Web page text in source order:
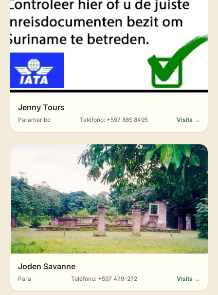
Jenny Tours
Paramaribo Teléfono: +597 885 8495 Visita →
Joden Savanne
Para Teléfono: +597 479-272 Visita →